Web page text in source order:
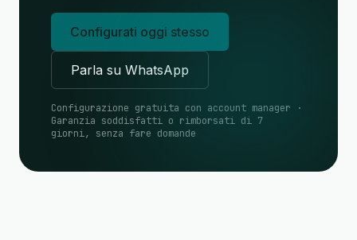
Configurati oggi stesso
Parla su WhatsApp
Configurazione gratuita con account manager ·
Garanzia soddisfatti o rimborsati di 7
giorni, senza fare domande